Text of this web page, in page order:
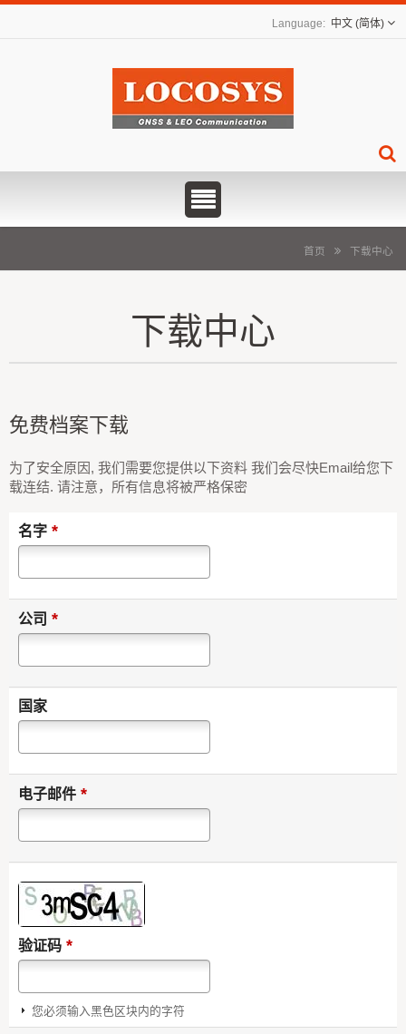
中文 (简体)
首页 下载中心
下载中心
免费档案下载
为了安全原因, 我们需要您提供以下资料 我们会尽快Email给您下
载连结. 请注意，所有信息将被严格保密
名字 *
公司 *
国家
电子邮件 *
验证码 *
您必须输入黑色区块内的字符